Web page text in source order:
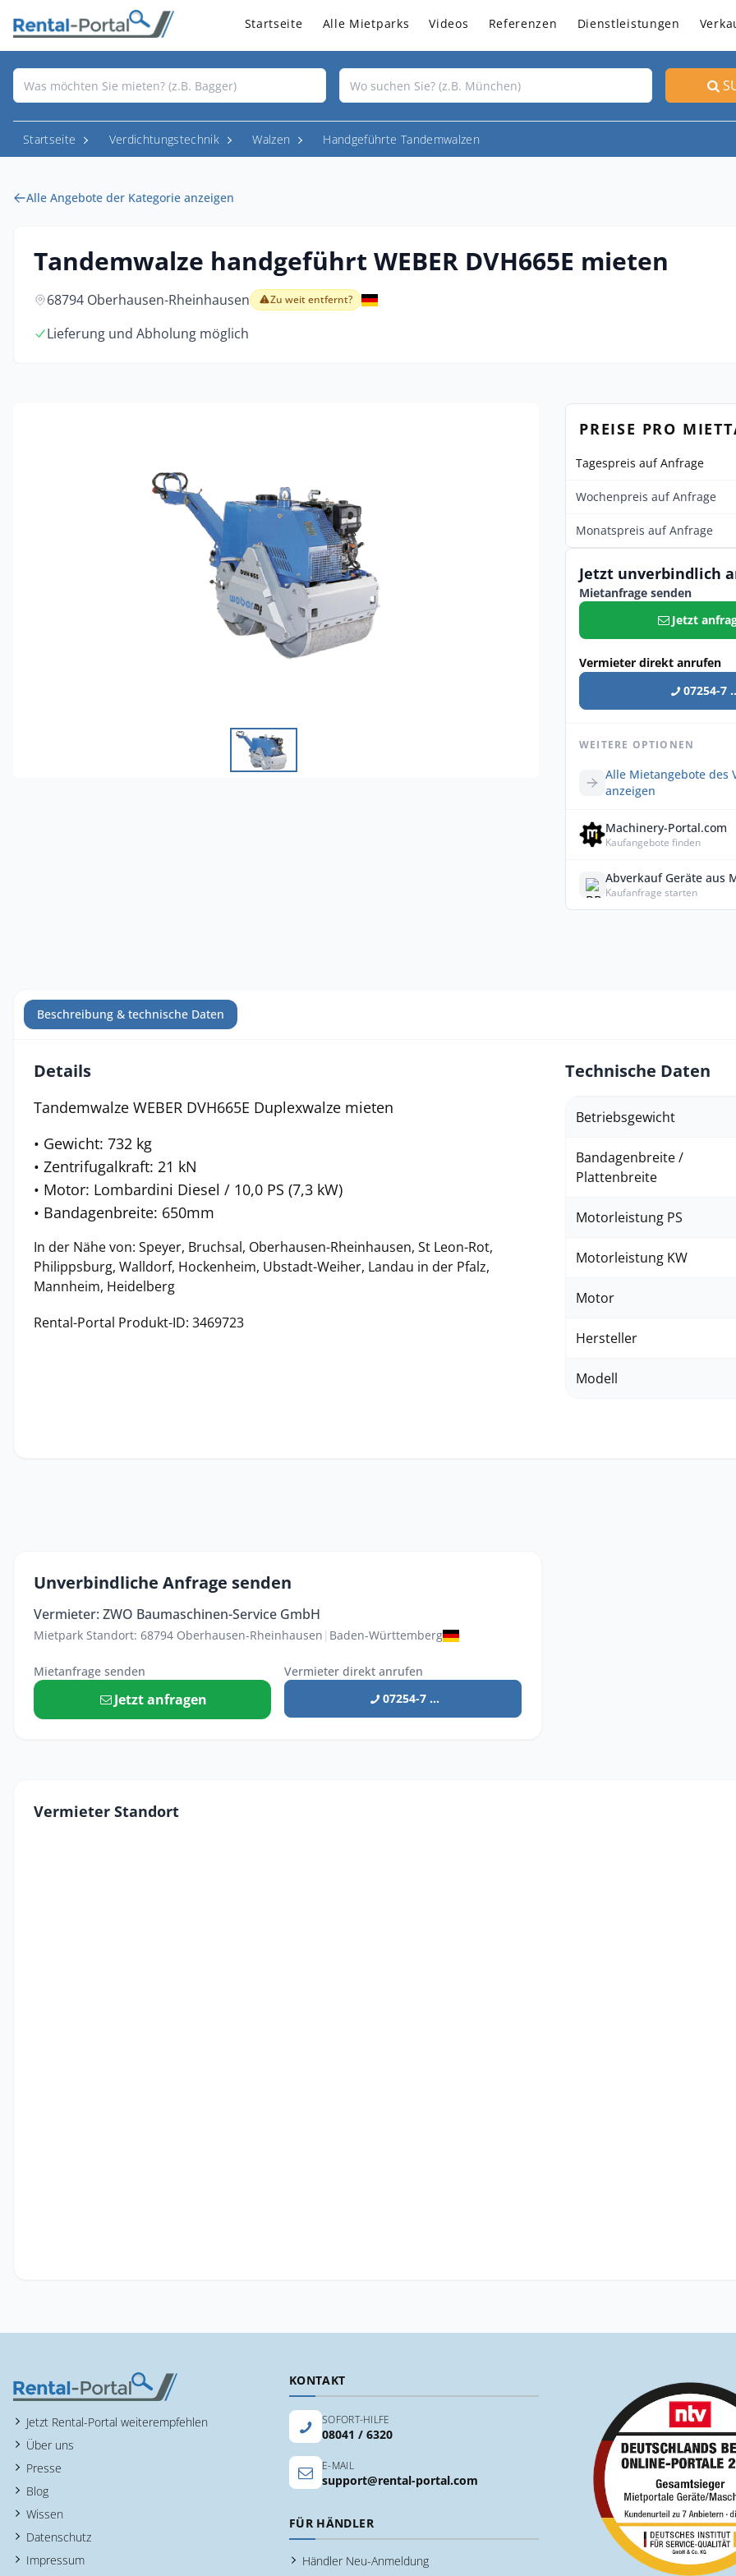
Startseite Alle Mietparks Videos Referenzen Dienstleistungen
Startseite Verdichtungstechnik Walzen Handgeführte Tandemwalzen
Alle Angebote der Kategorie anzeigen
Tandemwalze handgeführt WEBER DVH665E mieten
68794 Oberhausen-Rheinhausen Zu weit entfernt?
Lieferung und Abholung möglich
PREISE PRO
Tagespreis auf Anfrage
Wochenpreis auf Anfrage
Monatspreis auf Anfrage
Jetzt unverbindlich
Mietanfrage senden
Jetzt
Vermieter direkt anrufen
07254-7
WEITERE OPTIONEN
Alle Mietangebote des
anzeigen
Machinery-Portal.com
Kaufangebote finden
Abverkauf Geräte aus
Kaufanfrage starten
Beschreibung & technische Daten
Details
Tandemwalze WEBER DVH665E Duplexwalze mieten
• Gewicht: 732 kg
• Zentrifugalkraft: 21 kN
• Motor: Lombardini Diesel / 10,0 PS (7,3 kW)
• Bandagenbreite: 650mm
In der Nähe von: Speyer, Bruchsal, Oberhausen-Rheinhausen, St Leon-Rot,
Philippsburg, Walldorf, Hockenheim, Ubstadt-Weiher, Landau in der Pfalz,
Mannheim, Heidelberg
Rental-Portal Produkt-ID: 3469723
Technische Daten
Betriebsgewicht
Bandagenbreite /
Plattenbreite
Motorleistung PS
Motorleistung KW
Motor
Hersteller
Modell
Unverbindliche Anfrage senden
Vermieter: ZWO Baumaschinen-Service GmbH
Mietpark Standort: 68794 Oberhausen-Rheinhausen | Baden-Württemberg
Mietanfrage senden
Jetzt anfragen
Vermieter direkt anrufen
07254-7 ...
Vermieter Standort
Jetzt Rental-Portal weiterempfehlen
Über uns
Presse
Blog
Wissen
Datenschutz
Impressum
KONTAKT
SOFORT-HILFE
08041 / 6320
E-MAIL
support@rental-portal.com
FÜR HÄNDLER
Händler Neu-Anmeldung